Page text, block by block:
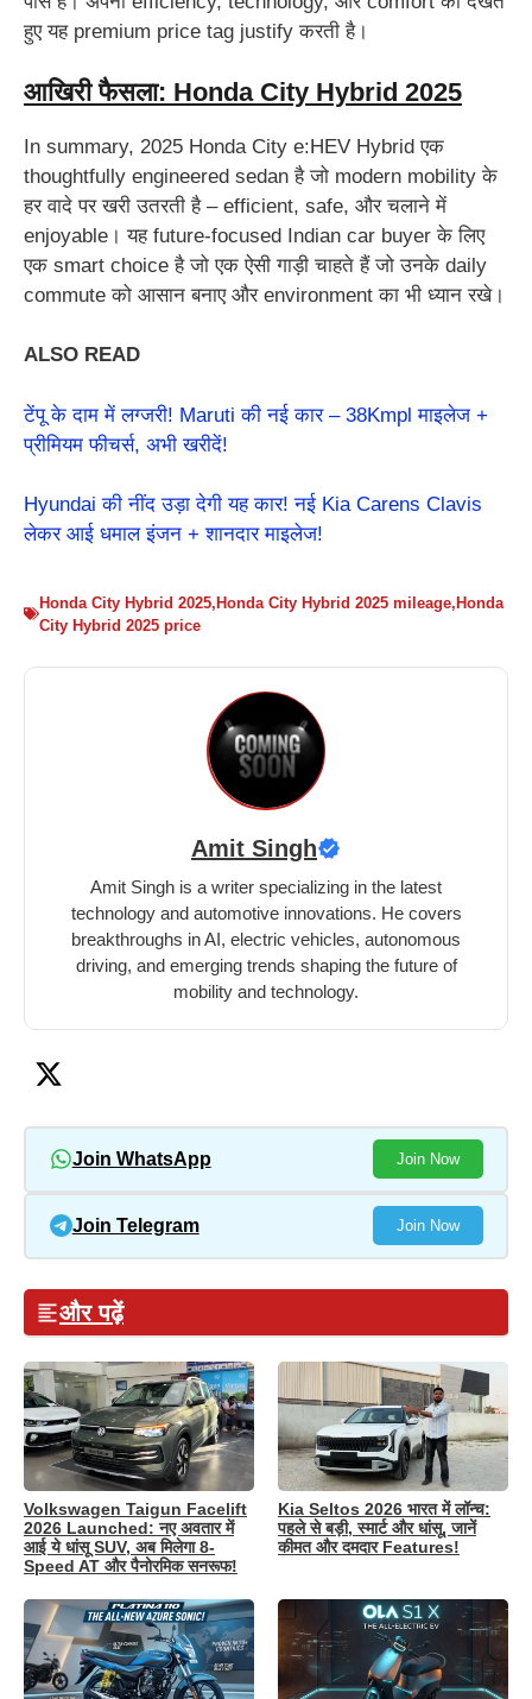
हुए यह premium price tag justify करती है।
आखिरी फैसला: Honda City Hybrid 2025
In summary, 2025 Honda City e:HEV Hybrid एक
thoughtfully engineered sedan है जो modern mobility के
हर वादे पर खरी उतरती है – efficient, safe, और चलाने में
enjoyable। यह future-focused Indian car buyer के लिए
एक smart choice है जो एक ऐसी गाड़ी चाहते हैं जो उनके daily
commute को आसान बनाए और environment का भी ध्यान रखे।
ALSO READ
टेंपू के दाम में लग्जरी! Maruti की नई कार – 38Kmpl माइलेज +
प्रीमियम फीचर्स, अभी खरीदें!
Hyundai की नींद उड़ा देगी यह कार! नई Kia Carens Clavis
लेकर आई धमाल इंजन + शानदार माइलेज!
Honda City Hybrid 2025,Honda City Hybrid 2025 mileage,Honda
City Hybrid 2025 price
Amit Singh
Amit Singh is a writer specializing in the latest
technology and automotive innovations. He covers
breakthroughs in AI, electric vehicles, autonomous
driving, and emerging trends shaping the future of
mobility and technology.
Join WhatsApp Join Now
Join Telegram Join Now
और पढ़ें
Volkswagen Taigun Facelift
2026 Launched: नए अवतार में
आई ये धांसू SUV, अब मिलेगा 8-
Speed AT और पैनोरमिक सनरूफ!
Kia Seltos 2026 भारत में लॉन्च:
पहले से बड़ी, स्मार्ट और धांसू, जानें
कीमत और दमदार Features!